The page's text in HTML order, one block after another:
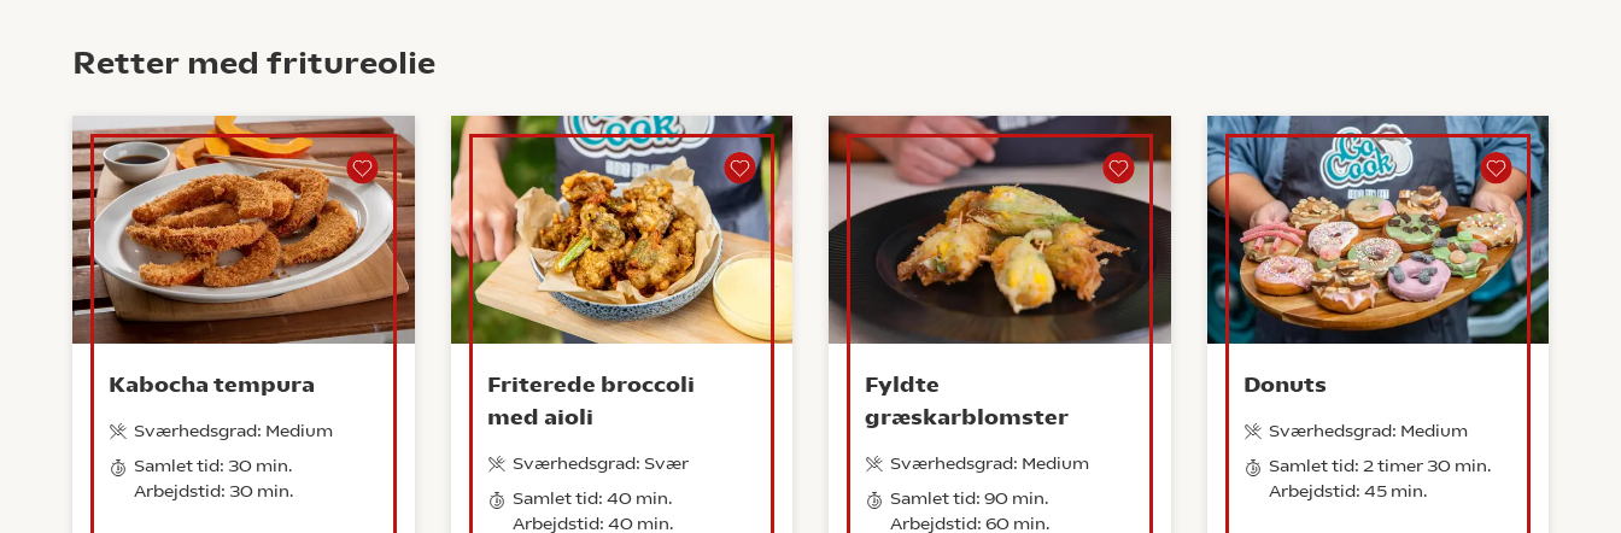
Retter med fritureolie
Kabocha tempura
Sværhedsgrad: Medium
Samlet tid: 30 min.
Arbejdstid: 30 min.
Friterede broccoli
med aioli
Sværhedsgrad: Svær
Samlet tid: 40 min.
Arbejdstid: 40 min.
Fyldte
græskarblomster
Sværhedsgrad: Medium
Samlet tid: 90 min.
Arbejdstid: 60 min.
Donuts
Sværhedsgrad: Medium
Samlet tid: 2 timer 30 min.
Arbejdstid: 45 min.